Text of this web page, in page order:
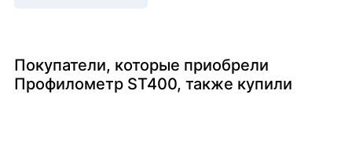
Покупатели, которые приобрели
Профилометр ST400, также купили